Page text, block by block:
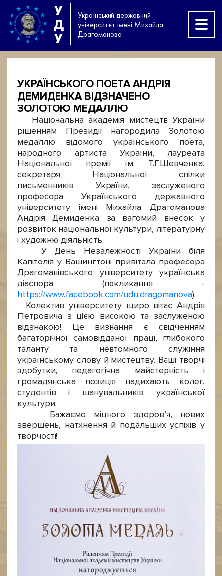
У
Д
У
Український державний
університет імені Михайла
Драгоманова
УКРАЇНСЬКОГО ПОЕТА АНДРІЯ
ДЕМИДЕНКА ВІДЗНАЧЕНО
ЗОЛОТОЮ МЕДАЛЛЮ
Національна академія мистецтв України
рішенням Президії нагородила Золотою
медаллю відомого українського поета,
народного артиста України, лауреата
Національної премії їм. Т.Г.Шевченка,
секретаря Національної спілки
письменників України, заслуженого
професора Українського державного
університету імені Михайла Драгоманова
Андрія Демиденка за вагомий внесок у
розвиток національної культури, літературну
і художню діяльність.
У День Незалежності України біля
Капітолія у Вашингтоні привітала професора
Драгоманівського університету українська
діаспора (покликання -
https://www.facebook.com/udu.dragomanova).
Колектив університету щиро вітає Андрія
Петровича з цією високою та заслуженою
відзнакою! Це визнання є свідченням
багаторічної самовідданої праці, глибокого
таланту та невтомного служіння
українському слову й мистецтву. Ваші творчі
здобутки, педагогічна майстерність і
громадянська позиція надихають колег,
студентів і шанувальників української
культури.
Бажаємо міцного здоров’я, нових
звершень, натхнення й подальших успіхів у
творчості!